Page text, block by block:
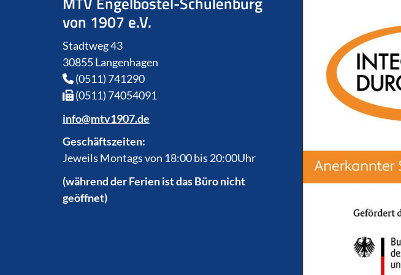
von 1907 e.V.
Stadtweg 43
30855 Langenhagen
(0511) 741290
(0511) 74054091
info@mtv1907.de
Geschäftszeiten:
Jeweils Montags von 18:00 bis 20:00Uhr
(während der Ferien ist das Büro nicht
geöffnet)